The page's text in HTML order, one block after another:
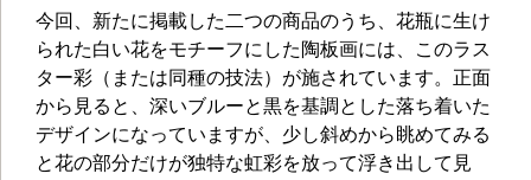
今回、新たに掲載した二つの商品のうち、花瓶に生け
られた白い花をモチーフにした陶板画には、このラス
ター彩（または同種の技法）が施されています。正面
から見ると、深いブルーと黒を基調とした落ち着いた
デザインになっていますが、少し斜めから眺めてみる
と花の部分だけが独特な虹彩を放って浮き出して見